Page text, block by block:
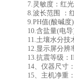
7.灵敏度：红光
8.波长范围 ：红
9.PH值(酸碱度)
10.含盐量(电导)
11.土壤水分技术
12.显示屏分辨
13.抗震等级：
14、仪器尺寸：
15、主机净重：